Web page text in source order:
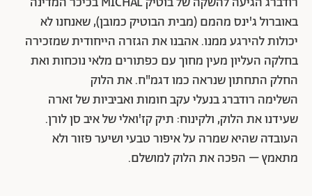
באוברול ג'ינס מהמם (מבית הבוטיק כמובן), שאנחנו לא
יכולות להירגע ממנו. אהבנו את הגזרה הייחודית שמזכירה
בחלקה העליון מעין מחוך עם כפתורים מלאי נוכחות ואת
החלק התחתון שנראה כמו דגמ"ח. את הלוק
השלימה רודברגבנעלי עקב חומות ואביביות של זארה
שעידנו את הלוק, ולקינוח: תיק קז'ואלי של איב סן לורן.
העובדה שהיא שמרה על איפור טבעי ושיער פזור ולא
מתאמץ – הפכה את הלוק למושלם.